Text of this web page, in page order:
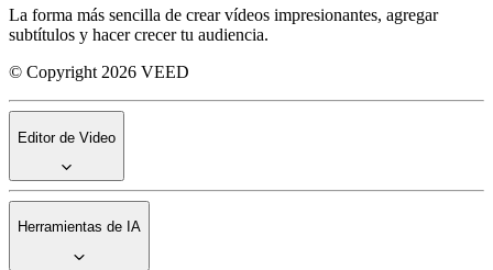
La forma más sencilla de crear vídeos impresionantes, agregar
subtítulos y hacer crecer tu audiencia.
© Copyright 2026 VEED
Editor de Video
Herramientas de IA